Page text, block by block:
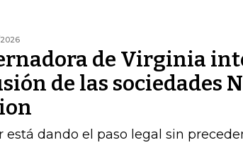
de Virginia
de las sociedades
está dando el paso legal sin